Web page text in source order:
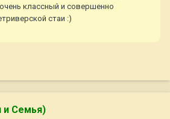
классный и совершенно
стаи :)
и Семья)